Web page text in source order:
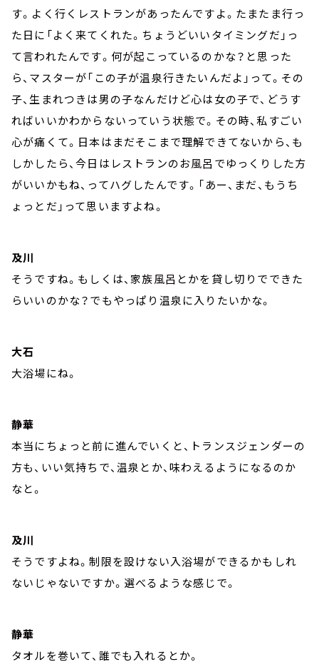
す。よく行くレストランがあったんですよ。たまたま行っ
た日に「よく来てくれた。ちょうどいいタイミングだ」っ
て言われたんです。何が起こっているのかな？と思った
ら、マスターが「この子が温泉行きたいんだよ」って。その
子、生まれつきは男の子なんだけど心は女の子で、どうす
ればいいかわからないっていう状態で。その時、私すごい
心が痛くて。日本はまだそこまで理解できてないから、も
しかしたら、今日はレストランのお風呂でゆっくりした方
がいいかもね、ってハグしたんです。「あー、まだ、もうち
ょっとだ」って思いますよね。
及川
そうですね。もしくは、家族風呂とかを貸し切りでできた
らいいのかな？でもやっぱり温泉に入りたいかな。
大石
大浴場にね。
静華
本当にちょっと前に進んでいくと、トランスジェンダーの
方も、いい気持ちで、温泉とか、味わえるようになるのか
なと。
及川
そうですよね。制限を設けない入浴場ができるかもしれ
ないじゃないですか。選べるような感じで。
静華
タオルを巻いて、誰でも入れるとか。